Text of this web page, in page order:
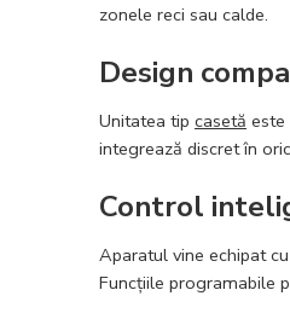
zonele reci sau calde.
Design
Unitatea tip casetă este
integrează discret în
Control
Aparatul vine echipat
Funcțiile programabile